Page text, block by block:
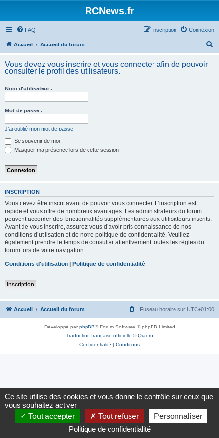
RCNews.fr
FAQ Connexion
Inscription
Accueil Accueil du forum
h
Vous devez vous inscrire et vous connecter afin de pouvoir
consulter le profil des utilisateurs.
Nom d’utilisateur :
Mot de passe :
J’ai oublié mon mot de passe
Se souvenir de moi
Masquer ma présence lors de cette session
INSCRIPTION
Vous devez être inscrit avant de pouvoir vous connecter. L’inscription est
rapide et vous offre de nombreux avantages. Les administrateurs du forum
peuvent accorder des fonctionnalités supplémentaires aux utilisateurs inscrits.
Avant de vous inscrire, assurez-vous d’avoir pris connaissance de nos
conditions d’utilisation et de notre politique de confidentialité. Veuillez
également prendre le temps de consulter attentivement toutes les règles du
forum lors de votre navigation.
Conditions d’utilisation | Politique de confidentialité
Inscription
Accueil Accueil du forum Fuseau horaire sur UTC+01:00
Développé parphpBB® Forum Software © phpBB Limited
Traduction française officielle ©Qiaeru
Confidentialité | Conditions
Panneau de gestion des cookies
Ce site utilise des cookies et vous donne le contrôle sur ceux que
vous souhaitez activer
Tout accepter
Tout refuser
Personnaliser
Politique de confidentialité